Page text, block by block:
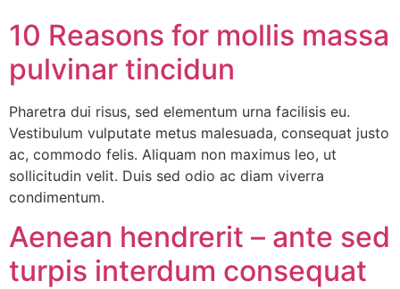
10 Reasons for mollis massa
pulvinar tincidun
Pharetra dui risus, sed elementum urna facilisis eu.
Vestibulum vulputate metus malesuada, consequat justo
ac, commodo felis. Aliquam non maximus leo, ut
sollicitudin velit. Duis sed odio ac diam viverra
condimentum.
Aenean hendrerit – ante sed
turpis interdum consequat